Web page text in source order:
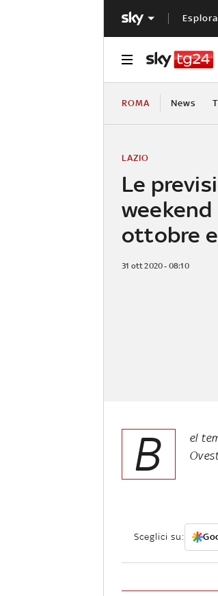
ROMA News
Le
weekend
ottobre
LAZIO
31 ott 2020 - 08:10
B
el
Sceglici su: